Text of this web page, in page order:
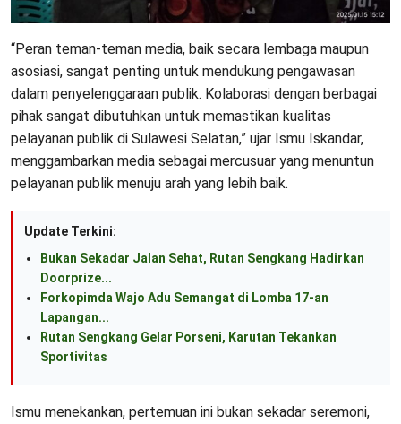
“Peran teman-teman media, baik secara lembaga maupun
asosiasi, sangat penting untuk mendukung pengawasan
dalam penyelenggaraan publik. Kolaborasi dengan berbagai
pihak sangat dibutuhkan untuk memastikan kualitas
pelayanan publik di Sulawesi Selatan,” ujar Ismu Iskandar,
menggambarkan media sebagai mercusuar yang menuntun
pelayanan publik menuju arah yang lebih baik.
Update Terkini:
Bukan Sekadar Jalan Sehat, Rutan Sengkang Hadirkan
Doorprize...
Forkopimda Wajo Adu Semangat di Lomba 17-an
Lapangan...
Rutan Sengkang Gelar Porseni, Karutan Tekankan
Sportivitas
Ismu menekankan, pertemuan ini bukan sekadar seremoni,